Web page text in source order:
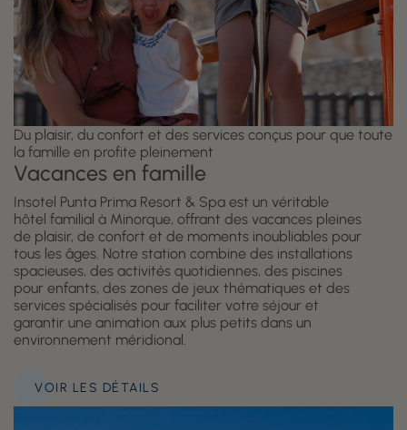
Du plaisir, du confort et des services conçus pour que toute
la famille en profite pleinement
Vacances en famille
Insotel Punta Prima Resort & Spa est un véritable
hôtel familial à Minorque, offrant des vacances pleines
de plaisir, de confort et de moments inoubliables pour
tous les âges. Notre station combine des installations
spacieuses, des activités quotidiennes, des piscines
pour enfants, des zones de jeux thématiques et des
services spécialisés pour faciliter votre séjour et
garantir une animation aux plus petits dans un
environnement méridional.
VOIR LES DÉTAILS